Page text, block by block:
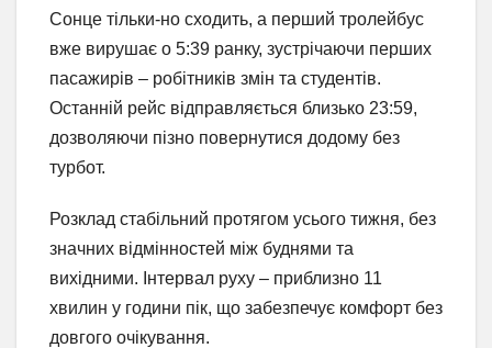
Сонце тільки-но сходить, а перший тролейбус
вже вирушає о 5:39 ранку, зустрічаючи перших
пасажирів – робітників змін та студентів.
Останній рейс відправляється близько 23:59,
дозволяючи пізно повернутися додому без
турбот.
Розклад стабільний протягом усього тижня, без
значних відмінностей між буднями та
вихідними. Інтервал руху – приблизно 11
хвилин у години пік, що забезпечує комфорт без
довгого очікування.